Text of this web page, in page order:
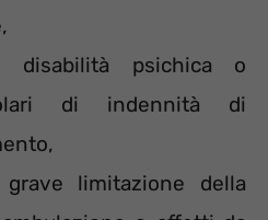
disabilità psichica o
di indennità di
limitazione della